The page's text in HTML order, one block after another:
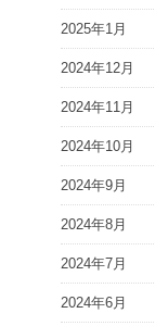
2025年1月
2024年12月
2024年11月
2024年10月
2024年9月
2024年8月
2024年7月
2024年6月